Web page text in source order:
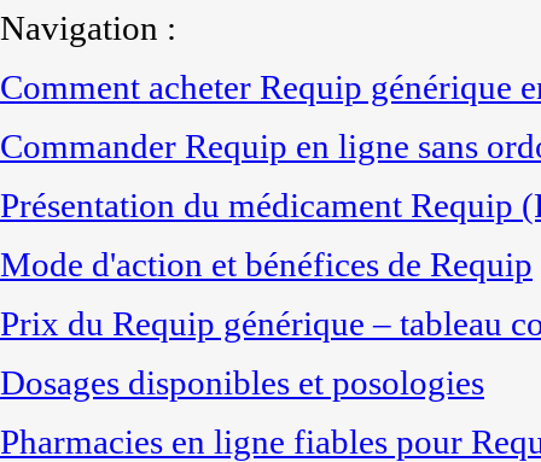
Navigation :
Comment acheter Requip générique
Commander Requip en ligne sans
Présentation du médicament Requip
Mode d'action et bénéfices de Requip
Prix du Requip générique – tableau
Dosages disponibles et posologies
Pharmacies en ligne fiables pour